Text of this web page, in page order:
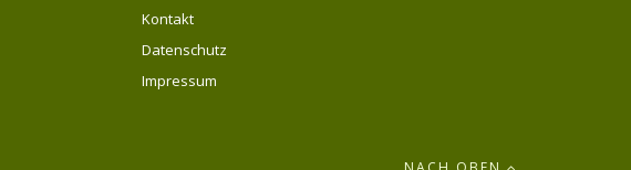
Kontakt
Datenschutz
Impressum